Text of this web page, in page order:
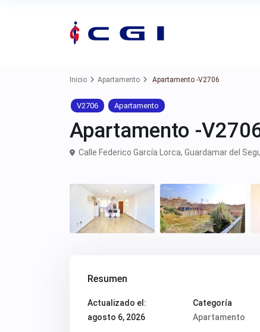
Inicio Apartamento Apartamento -V2706
V2706 Apartamento
Apartamento -
Calle Federico García Lorca, Guardamar del
Resumen
Actualizado el:
agosto 6, 2026
Categoría
Apartamento